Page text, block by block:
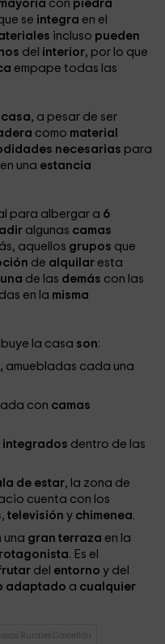
con piedra
se integra en el
incluso pueden
del interior, por lo que
empape todas las
casa, a pesar de ser
como material
necesarias para
una estancia
para albergar a 6
algunas camas
aquellos grupos que
de alquilar esta
de las demás con las
en la misma
la casa son:
amuebladas cada una
con camas
integrados dentro de las
de estar, la zona de
cuenta con los
,televisióny chimenea.
una gran terraza en la
. Es el
del entornoy del
adaptado a cualquier
Rurales Castellón